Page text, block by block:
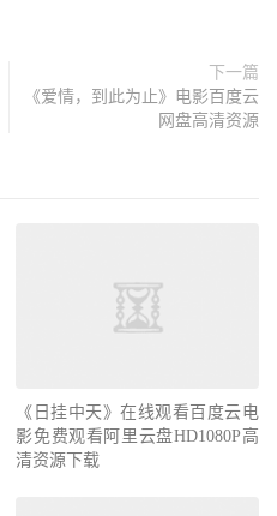
下一篇
《爱情，到此为止》电影百度云
网盘高清资源
《日挂中天》在线观看百度云电
影免费观看阿里云盘HD1080P高
清资源下载